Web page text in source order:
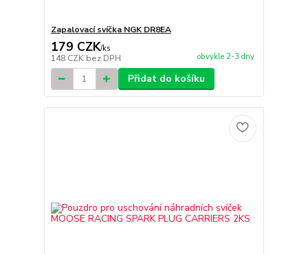
Zapalovací svíčka NGK DR8EA
179 CZK/ks
148 CZK bez DPH obvykle 2-3 dny
Přidat do košíku